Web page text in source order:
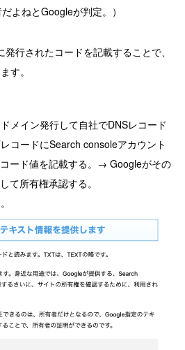
よねとGoogleが判定。）
行されたコードを記載することで、
す。
メイン発行して自社でDNSレコード
コードにSearch consoleアカウント
ード値を記載する。→ Googleがその
て所有権承認する。